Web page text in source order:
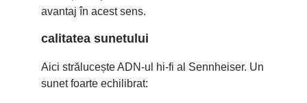
avantaj în acest sens.
calitatea sunetului
Aici strălucește ADN-ul hi-fi al Sennheiser. Un
sunet foarte echilibrat: